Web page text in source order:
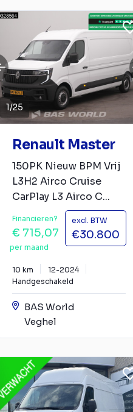
1/25
Renault Master
150PK Nieuw BPM Vrij
L3H2 Airco Cruise
CarPlay L3 Airco C...
Financieren?
€ 715,07
per maand
excl. BTW
€30.800
10 km
12-2024
Handgeschakeld
BAS World
Veghel